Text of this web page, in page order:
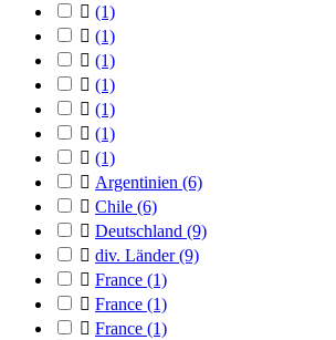
 (1)
 (1)
 (1)
 (1)
 (1)
 (1)
 (1)
 Argentinien (6)
 Chile (6)
 Deutschland (9)
 div. Länder(9)
 France (1)
 France (1)
 France (1)